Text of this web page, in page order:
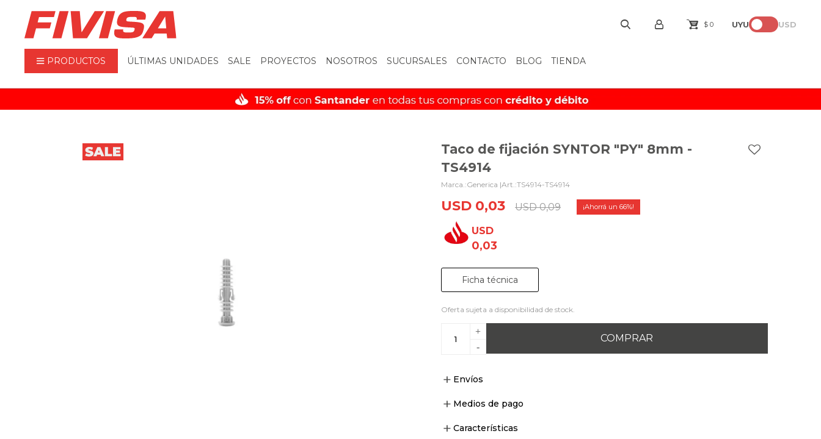
PRODUCTOS ÚLTIMAS UNIDADES SALE PROYECTOS NOSOTROS SUCURSALES CONTACTO BLOG TIENDA
$ 0 UYU USD
Taco de fijación SYNTOR "PY" 8mm -
TS4914
Generica | TS4914-TS4914
USD 0,03 USD 0,09 66
USD
0,03
Ficha técnica
Oferta sujeta a disponibilidad de stock.
+
-
COMPRAR
Envíos
Medios de pago
Características